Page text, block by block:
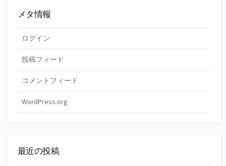
メタ情報
ログイン
投稿フィード
コメントフィード
WordPress.org
最近の投稿